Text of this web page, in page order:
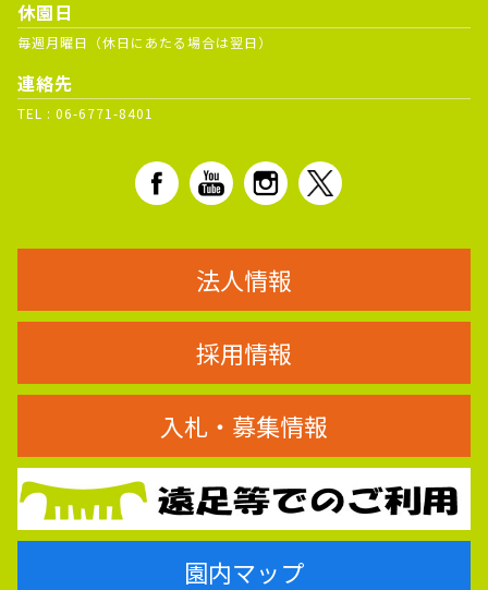
休園日
毎週月曜日（休日にあたる場合は翌日）
連絡先
TEL : 06-6771-8401
法人情報
採用情報
入札・募集情報
園内マップ